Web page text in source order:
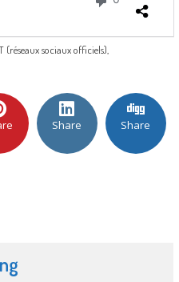
(réseaux sociaux officiels),
Share Share